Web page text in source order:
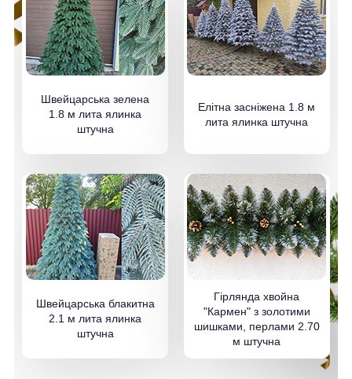
Швейцарська зелена
1.8 м лита ялинка
штучна
Елітна засніжена 1.8 м
лита ялинка штучна
Швейцарська блакитна
2.1 м лита ялинка
штучна
Гірлянда хвойна
"Кармен" з золотими
шишками, перлами 2.70
м штучна